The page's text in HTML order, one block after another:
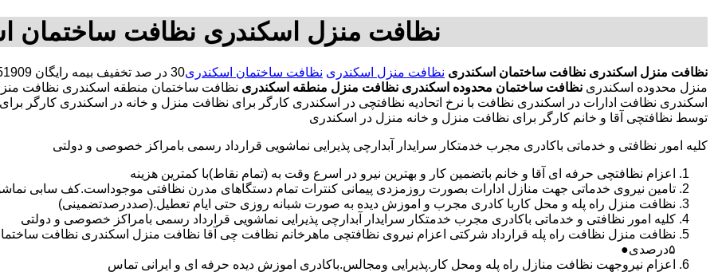
نظافت منزل اسکندری نظافت ساختمان
نظافت منزل اسکندری نظافت ساختمان اسکندری نظافت منزل اسکندری نظافت ساختمان اسکندری
منزل محدوده اسکندری نظافت ساختمان محدوده اسکندری نظافت منزل منطقه اسکندری نظافت ساختمان منطقه اسکندری نظافت
اسکندری نظافت ادارات در اسکندری نظافت با نرخ اتحادیه نظافتچی در اسکندری کارگر برای نظافت منزل و خانه در اسکندری
توسط نظافتچی آقا و خانم کارگر برای نظافت منزل و خانه منزل در اسکندری
کلیه امور نظافتی و خدماتی باکادری مجرب خدمتکار سرایدار آبدارچی پذیرایی نماشویی قرارداد رسمی بامراکز خصوصی و دولتی
اعزام نظافتچی حرفه ای آقا و خانم باتضمین کار و بهترین نیرو در اسرع وقت به (تمام نقاط)با کمترین هزینه
تامین نیروی خدماتی جهت منازل ادارات بصورت روزمزدی پیمانی کنترات تمام دستگاهای مدرن نظافتی موجوداست.کف سابی
نظافت منزل راه پله و محل کاربا کادری مجرب و اموزش دیده به صورت شبانه روزی حتی ایام تعطیل.(صددرصدتضمینی)
کلیه امور نظافتی و خدماتی باکادری مجرب خدمتکار سرایدار آبدارچی پذیرایی نماشویی قرارداد رسمی بامراکز خصوصی و دولتی
نظافت منزل نظافت راه پله قرارداد شرکتی اعزام نیروی نظافتچی ماهرخانم نظافت چی آقا نظافت منزل اسکندری نظافت
۵درصدی●
اعزام نیروجهت نظافت منازل راه پله ومحل کار.پذیرایی ومجالس.باکادری اموزش دیده حرفه ای و ایرانی تماس